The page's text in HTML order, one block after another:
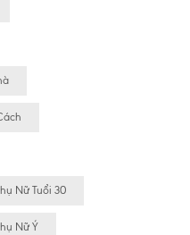
Nữ Tuổi 30
Nữ Ý